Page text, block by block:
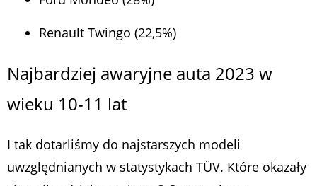
Renault Twingo (22,5%)
Najbardziej awaryjne auta 2023 w
wieku 10-11 lat
I tak dotarliśmy do najstarszych modeli
uwzględnianych w statystykach TÜV. Które okazały